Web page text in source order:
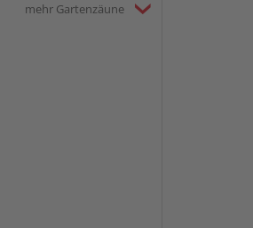
mehr Gartenzäune